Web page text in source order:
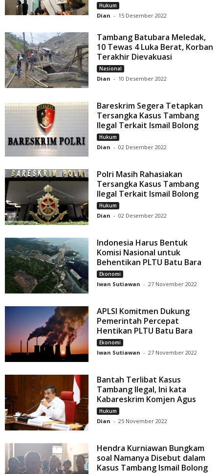
Hukum
Dian - 15 Desember 2022
Tambang Batubara Meledak,
10 Tewas 4 Luka Berat, Korban
Terakhir Dievakuasi
Nasional
Dian - 10 Desember 2022
Bareskrim Segera Tetapkan
Tersangka Kasus Tambang
Ilegal Terkait Ismail Bolong
Hukum
Dian - 02 Desember 2022
Polri Masih Rahasiakan
Tersangka Kasus Tambang
Ilegal Terkait Ismail Bolong
Hukum
Dian - 02 Desember 2022
Indonesia Harus Bentuk
Komisi Nasional untuk
Behentikan PLTU Batu Bara
Ekonomi
Iwan Sutiawan - 27 November 2022
APLSI Komitmen Dukung
Pemerintah Percepat
Hentikan PLTU Batu Bara
Ekonomi
Iwan Sutiawan - 27 November 2022
Bantah Terlibat Kasus
Tambang Ilegal, Ini kata
Kabareskrim Komjen Agus
Hukum
Dian - 25 November 2022
Hendra Kurniawan Bungkam
soal Namanya Disebut dalam
Kasus Tambang Ismail Bolong